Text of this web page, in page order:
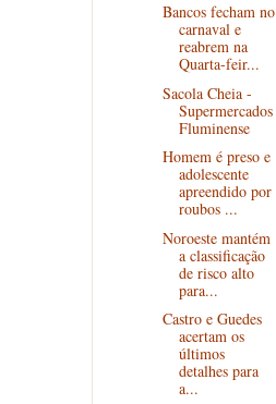
Bancos fecham no
carnaval e
reabrem na
Quarta-feir...
Sacola Cheia -
Supermercados
Fluminense
Homem é preso e
adolescente
apreendido por
roubos ...
Noroeste mantém
a classificação
de risco alto
para...
Castro e Guedes
acertam os
últimos
detalhes para
a...